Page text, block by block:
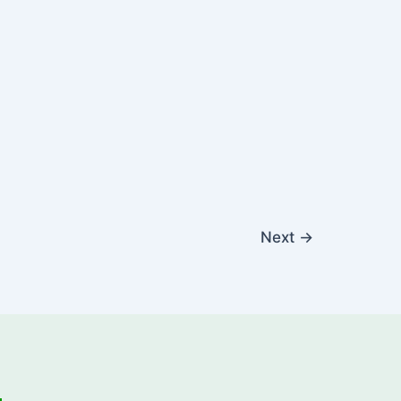
Next →